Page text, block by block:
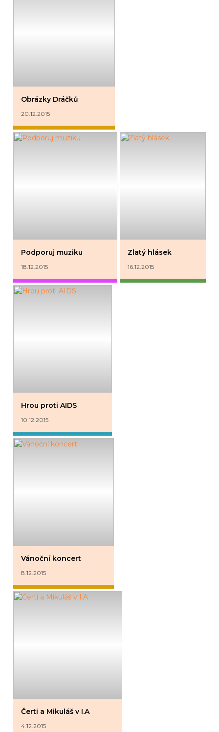
Obrázky Dráčků
20.12.2015
Podporuj muziku
18.12.2015
Zlatý hlásek
16.12.2015
Hrou proti AIDS
10.12.2015
Vánoční koncert
8.12.2015
Čerti a Mikuláš v I.A
4.12.2015